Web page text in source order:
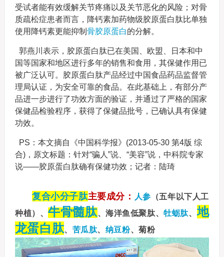
受试者能有效缓解关节疼痛以及关节恶化的风险；对骨
质疏松症患者而言，降钙素加药物级胶原蛋白肽比单独
使用降钙素更能抑制 骨胶原蛋白的分解。
郭燕川表示，胶原蛋白肽已在美国、欧盟、日本和中
国等国家和地区进行多年的销售和食用，其保健作用已
被广泛认可。胶原蛋白肽产品经过中国食品药品监督管
理局认证，为安全可靠的食品。在此基础上，有部分产
品进一步进行了功效方面的验证，并通过了严格的国家
保健品检验程序，获得了保健品批号，已确认具有保健
功效。
PS：本文摘自《中国科学报》(2013-05-30 第4版 综
合)，原文标题：针对“骗人”说、“美容”说，中科院专家
说——胶原蛋白肽确有保健功效；记者：陆琦
复合小分子肽主要成分： 人参 （五年以下人工
种植）、牛骨髓肽、海洋鱼低聚肽、牡蛎肽、地
龙蛋白肽、 苦瓜肽、 纳豆粉、菊粉